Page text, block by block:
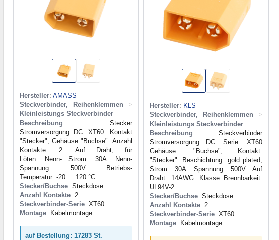
Hersteller: AMASS
Steckverbinder, Reihenklemmen
>
Kleinleistungs Steckverbinder
Beschreibung: Stecker
Stromversorgung DC. XT60. Kontakt
"Stecker", Gehäuse "Buchse". Anzahl
Kontakte: 2. Auf Draht, für
Löten. Nenn- Strom: 30A. Nenn-
Spannung: 500V. Betriebs-
Temperatur: -20 ... 120 °C
Stecker/Buchse: Steckdose
Anzahl Kontakte: 2
Steckverbinder-Serie: XT60
Montage: Kabelmontage
auf Bestellung: 17283 St.
Hersteller: KLS
Steckverbinder, Reihenklemmen
>
Kleinleistungs Steckverbinder
Beschreibung: Steckverbinder
Stromversorgung DC. Serie: XT60
Gehäuse: "Buchse", Kontakt:
"Stecker". Beschichtung: gold plated,
Strom: 30A. Spannung: 500V. Auf
Draht: 14AWG. Klasse Brennbarkeit:
UL94V-2.
Stecker/Buchse: Steckdose
Anzahl Kontakte: 2
Steckverbinder-Serie: XT60
Montage: Kabelmontage